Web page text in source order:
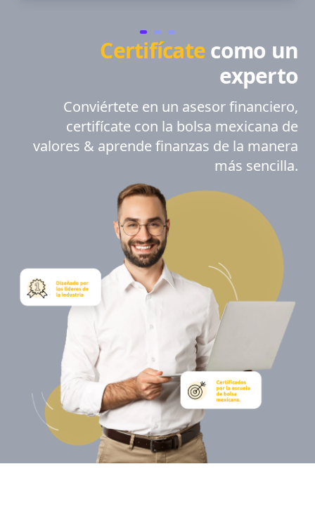
Certifícatecomo un
experto
Conviértete en un asesor financiero,
certifícate con la bolsa mexicana de
valores & aprende finanzas de la manera
más sencilla.